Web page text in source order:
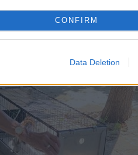
CONFIRM
Data Deletion